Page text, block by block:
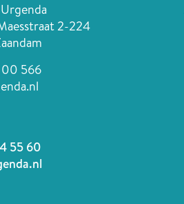
2-224
566
55 60